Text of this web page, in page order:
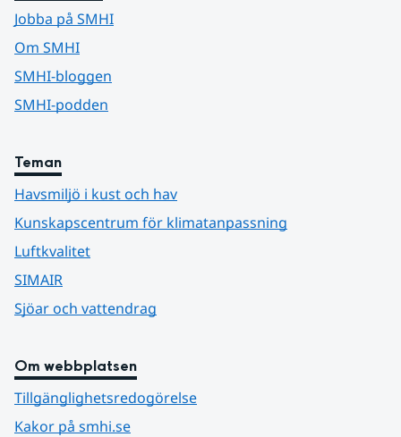
Jobba på SMHI
Om SMHI
SMHI-bloggen
SMHI-podden
Teman
Havsmiljö i kust och hav
Kunskapscentrum för klimatanpassning
Luftkvalitet
SIMAIR
Sjöar och vattendrag
Om webbplatsen
Tillgänglighetsredogörelse
Kakor på smhi.se